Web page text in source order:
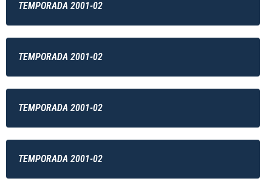
TEMPORADA 2001-02
TEMPORADA 2001-02
TEMPORADA 2001-02
TEMPORADA 2001-02